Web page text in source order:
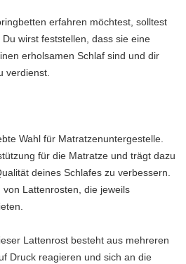
erfahren möchtest, solltest
wirst feststellen, dass sie eine
erholsamen Schlaf sind und dir
verdienst.
Wahl für Matratzenuntergestelle.
für die Matratze und trägt dazu
deines Schlafes zu verbessern.
Lattenrosten, die jeweils
Lattenrost besteht aus mehreren
Druck reagieren und sich an die